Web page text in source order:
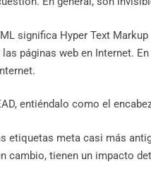
significa Hyper Text
páginas web en Internet.
entiéndalo como el
etiquetas meta casi más
cambio, tienen un impacto